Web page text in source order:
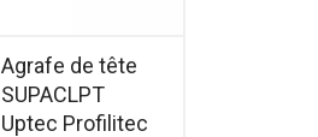
Agrafe de tête
SUPACLPT
Uptec Profilitec